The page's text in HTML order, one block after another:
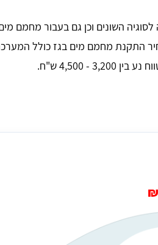
השונים וכן גם בעבור מחמם
התקנת מחמם מים בגז כולל
3,200 - 4,500 ש"ח.